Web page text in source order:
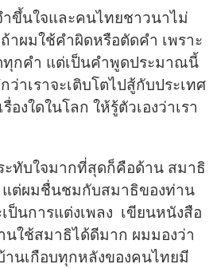
ขึ้นใจและคนไทยชาวนาไม่
าผมใช้คำผิดหรือตัดคำ เพราะ
ทุกคำ แต่เป็นคำพูดประมาณนี้
าเราจะเติบโตไปสู้กับประเทศ
องใดในโลก ให้รู้ตัวเองว่าเรา
ะทับใจมากที่สุดก็คือด้าน สมาธิ
แต่ผมชื่นชมกับสมาธิของท่าน
ป็นการแต่งเพลง เขียนหนังสือ
ใช้สมาธิได้ดีมาก ผมมองว่า
านเกือบทุกหลังของคนไทยมี